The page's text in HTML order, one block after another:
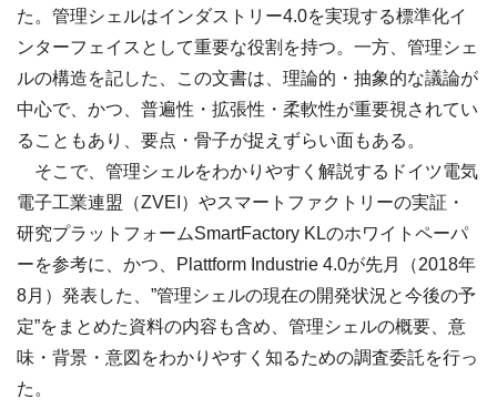
た。管理シェルはインダストリー4.0を実現する標準化イ
ンターフェイスとして重要な役割を持つ。一方、管理シェ
ルの構造を記した、この文書は、理論的・抽象的な議論が
中心で、かつ、普遍性・拡張性・柔軟性が重要視されてい
ることもあり、要点・骨子が捉えずらい面もある。
そこで、管理シェルをわかりやすく解説するドイツ電気
電子工業連盟（ZVEI）やスマートファクトリーの実証・
研究プラットフォームSmartFactory KLのホワイトペーパ
ーを参考に、かつ、Plattform Industrie 4.0が先月（2018年
8月）発表した、”管理シェルの現在の開発状況と今後の予
定”をまとめた資料の内容も含め、管理シェルの概要、意
味・背景・意図をわかりやすく知るための調査委託を行っ
た。